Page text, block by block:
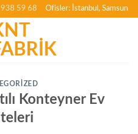
938 59 68 Ofisler: İstanbul, Samsun
Konteyner Ev